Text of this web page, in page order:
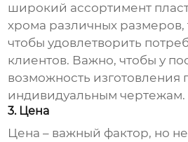
широкий ассортимент
хрома различных
чтобы удовлетворить
клиентов. Важно, чтобы у
возможность изготовления
индивидуальным чертежам.
3. Цена
Цена – важный фактор, но